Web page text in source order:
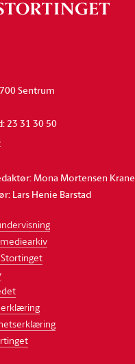
Sentrum
23 31 30 50
Mona Mortensen Krane
Lars Henie Barstad